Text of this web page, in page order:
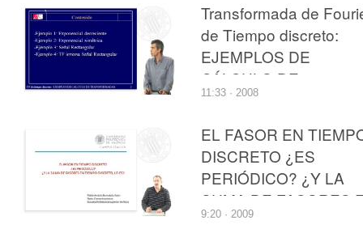
Transformada de
de Tiempo discreto:
EJEMPLOS DE
CÁLCULO DE
TRANSFORMADAS
11:33 · 2008
EL FASOR EN
DISCRETO ¿ES
PERIÓDICO? ¿Y LA
SUMA DE FASORES
TIEMPO DISCRETO,
9:20 · 2009